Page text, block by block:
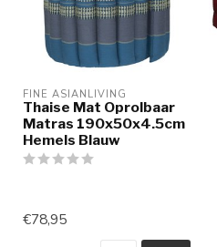
FINE ASIANLIVING
Thaise Mat Oprolbaar
Matras 190x50x4.5cm
Hemels Blauw
€78,95